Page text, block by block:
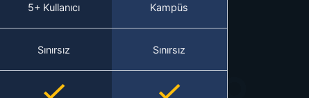
5+ Kullanıcı Kampüs
Sınırsız Sınırsız